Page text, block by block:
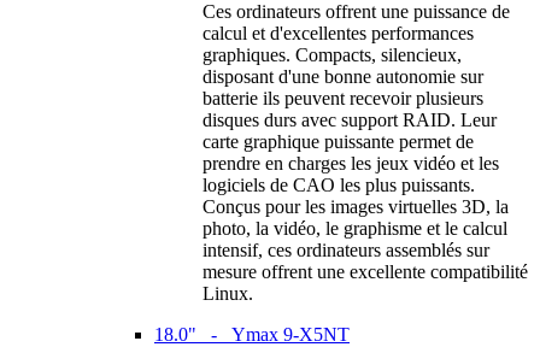
Ces ordinateurs offrent une puissance de
calcul et d'excellentes performances
graphiques. Compacts, silencieux,
disposant d'une bonne autonomie sur
batterie ils peuvent recevoir plusieurs
disques durs avec support RAID. Leur
carte graphique puissante permet de
prendre en charges les jeux vidéo et les
logiciels de CAO les plus puissants.
Conçus pour les images virtuelles 3D, la
photo, la vidéo, le graphisme et le calcul
intensif, ces ordinateurs assemblés sur
mesure offrent une excellente compatibilité
Linux.
18.0" - Ymax 9-X5NT